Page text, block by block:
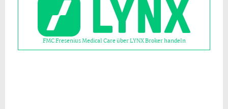
FMC Fresenius Medical Care über LYNX Broker handeln